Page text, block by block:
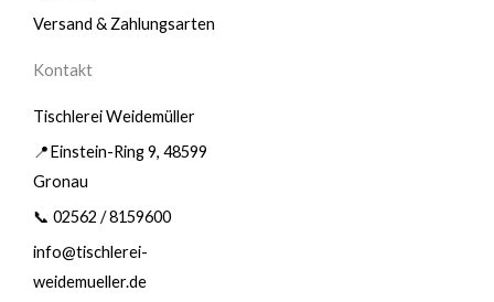
Versand & Zahlungsarten
Kontakt
Tischlerei Weidemüller
📍Einstein-Ring 9, 48599
Gronau
📞 02562 / 8159600
info@tischlerei-
weidemueller.de